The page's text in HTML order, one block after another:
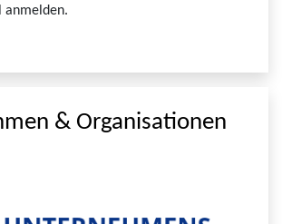
anmelden.
& Organisationen